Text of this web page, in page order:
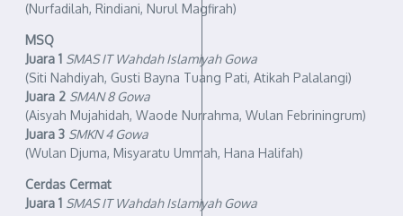
(Nurfadilah, Rindiani, Nurul Magfirah)
MSQ
Juara 1 SMAS IT Wahdah Islamiyah Gowa
(Siti Nahdiyah, Gusti Bayna Tuang Pati, Atikah Palalangi)
Juara 2 SMAN 8 Gowa
(Aisyah Mujahidah, Waode Nurrahma, Wulan Febriningrum)
Juara 3 SMKN 4 Gowa
(Wulan Djuma, Misyaratu Ummah, Hana Halifah)
Cerdas Cermat
Juara 1 SMAS IT Wahdah Islamiyah Gowa